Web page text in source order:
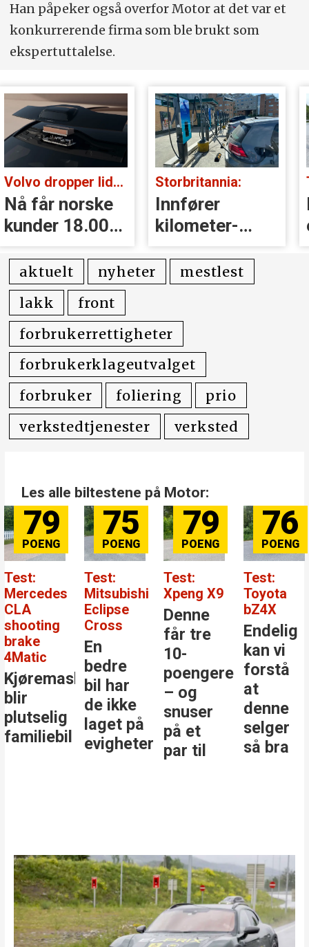
Han påpeker også overfor Motor at det var et
konkurrerende firma som ble brukt som
ekspertuttalelse.
Volvo dropper lidar for godt:
Nå får norske
kunder 18.000
kr i erstatning
Storbritannia:
Innfører
kilometer­
avgift for
elbiler
aktuelt nyheter
mestlest
lakk
front
forbrukerrettigheter
forbrukerklageutvalget
forbruker
foliering
prio
verkstedtjenester
verksted
Les alle biltestene på Motor:
79
Test:
Mercedes
CLA
shooting
brake
4Matic
Kjøremaskinen
blir
plutselig
familiebil
75
Test:
Mitsubishi
Eclipse
Cross
En
bedre
bil har
de ikke
laget på
evigheter
79
Test:
Xpeng X9
Denne
får tre
10-
poengere
– og
snuser
på et
par til
76
Test:
Toyota
bZ4X
Endelig
kan vi
forstå
at
denne
selger
så bra